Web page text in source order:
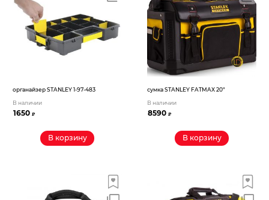
Электрохозтовары
органайзер STANLEY 1-97-483
В наличии
1650₽
В корзину
сумка STANLEY FATMAX 20″
В наличии
8590₽
В корзину